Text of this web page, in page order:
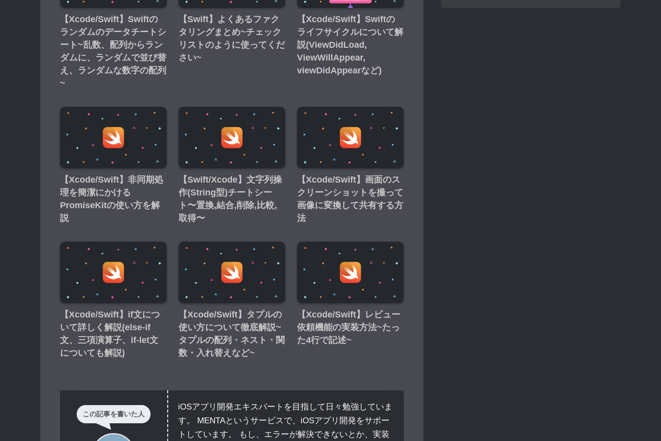
【Xcode/Swift】Swiftの
ランダムのデータチートシ
ート~乱数、配列からラン
ダムに、ランダムで並び替
え、ランダムな数字の配列
~
【Swift】よくあるファク
タリングまとめ~チェック
リストのように使ってくだ
さい~
【Xcode/Swift】Swiftの
ライフサイクルについて解
説(ViewDidLoad,
ViewWillAppear,
viewDidAppearなど)
【Xcode/Swift】非同期処
理を簡潔にかける
PromiseKitの使い方を解
説
【Swift/Xcode】文字列操
作(String型)チートシー
ト〜置換,結合,削除,比較,
取得〜
【Xcode/Swift】画面のス
クリーンショットを撮って
画像に変換して共有する方
法
【Xcode/Swift】if文につ
いて詳しく解説(else-if
文、三項演算子、if-let文
についても解説)
【Xcode/Swift】タプルの
使い方について徹底解説~
タプルの配列・ネスト・関
数・入れ替えなど~
【Xcode/Swift】レビュー
依頼機能の実装方法~たっ
た4行で記述~
この記事を書いた人
iOSアプリ開発エキスパートを目指して日々勉強していま
す。 MENTAというサービスで、iOSアプリ開発をサポー
トしています。 もし、エラーが解決できないとか、実装